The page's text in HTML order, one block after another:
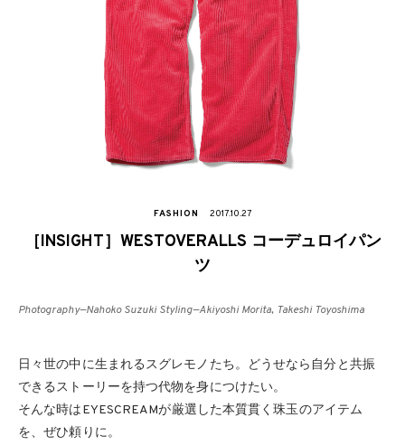
FASHION 2017.10.27
［INSIGHT］WESTOVERALLS コーデュロイパン
ツ
Photography—Nahoko Suzuki Styling—Akiyoshi Morita, Takeshi Toyoshima
日々世の中に生まれるスグレモノたち。どうせなら自分と共振
できるストーリーを持つ代物を身につけたい。
そんな時はEYESCREAMが厳選した本質貫く珠玉のアイテム
を、ぜひ頼りに。